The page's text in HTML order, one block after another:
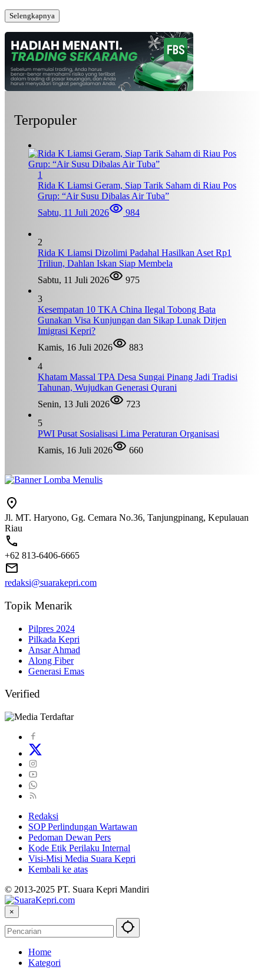
Selengkapnya
Terpopuler
1
Rida K Liamsi Geram, Siap Tarik Saham di Riau Pos
Grup: “Air Susu Dibalas Air Tuba”
Sabtu, 11 Juli 2026
984
2
Rida K Liamsi Dizolimi Padahal Hasilkan Aset Rp1
Triliun, Dahlan Iskan Siap Membela
Sabtu, 11 Juli 2026
975
3
Kesempatan 10 TKA China Ilegal Tobong Bata
Gunakan Visa Kunjungan dan Sikap Lunak Ditjen
Imigrasi Kepri?
Kamis, 16 Juli 2026
883
4
Khatam Massal TPA Desa Sungai Pinang Jadi Tradisi
Tahunan, Wujudkan Generasi Qurani
Senin, 13 Juli 2026
723
5
PWI Pusat Sosialisasi Lima Peraturan Organisasi
Kamis, 16 Juli 2026
660
Jl. MT. Haryono, Gg. Cemara No.36, Tanjungpinang, Kepulauan
Riau
+62 813-6406-6665
redaksi@suarakepri.com
Topik Menarik
Pilpres 2024
Pilkada Kepri
Ansar Ahmad
Along Fiber
Generasi Emas
Verified
Redaksi
SOP Perlindungan Wartawan
Pedoman Dewan Pers
Kode Etik Perilaku Internal
Visi-Misi Media Suara Kepri
Kembali ke atas
© 2013-2025 PT. Suara Kepri Mandiri
×
Home
Kategori